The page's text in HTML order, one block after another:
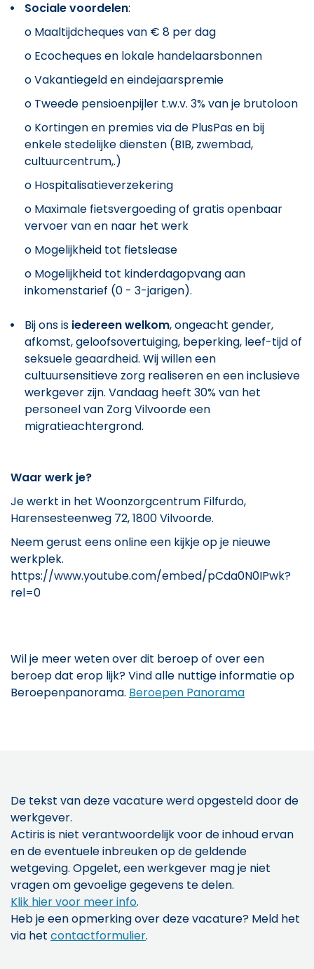
Sociale voordelen:
o Maaltijdcheques van € 8 per dag
o Ecocheques en lokale handelaarsbonnen
o Vakantiegeld en eindejaarspremie
o Tweede pensioenpijler t.w.v. 3% van je brutoloon
o Kortingen en premies via de PlusPas en bij
enkele stedelijke diensten (BIB, zwembad,
cultuurcentrum,.)
o Hospitalisatieverzekering
o Maximale fietsvergoeding of gratis openbaar
vervoer van en naar het werk
o Mogelijkheid tot fietslease
o Mogelijkheid tot kinderdagopvang aan
inkomenstarief (0 - 3-jarigen).
Bij ons is iedereen welkom, ongeacht gender,
afkomst, geloofsovertuiging, beperking, leef-tijd of
seksuele geaardheid. Wij willen een
cultuursensitieve zorg realiseren en een inclusieve
werkgever zijn. Vandaag heeft 30% van het
personeel van Zorg Vilvoorde een
migratieachtergrond.
Waar werk je?
Je werkt in het Woonzorgcentrum Filfurdo,
Harensesteenweg 72, 1800 Vilvoorde.
Neem gerust eens online een kijkje op je nieuwe
werkplek.
https://www.youtube.com/embed/pCda0N0IPwk?
rel=0
Wil je meer weten over dit beroep of over een
beroep dat erop lijk? Vind alle nuttige informatie op
Beroepenpanorama. Beroepen Panorama
De tekst van deze vacature werd opgesteld door de
werkgever.
Actiris is niet verantwoordelijk voor de inhoud ervan
en de eventuele inbreuken op de geldende
wetgeving. Opgelet, een werkgever mag je niet
vragen om gevoelige gegevens te delen.
Klik hier voor meer info.
Heb je een opmerking over deze vacature? Meld het
via het contactformulier.